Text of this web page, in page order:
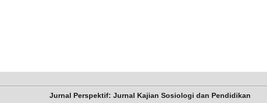
Jurnal Perspektif: Jurnal Kajian Sosiologi dan Pendidikan